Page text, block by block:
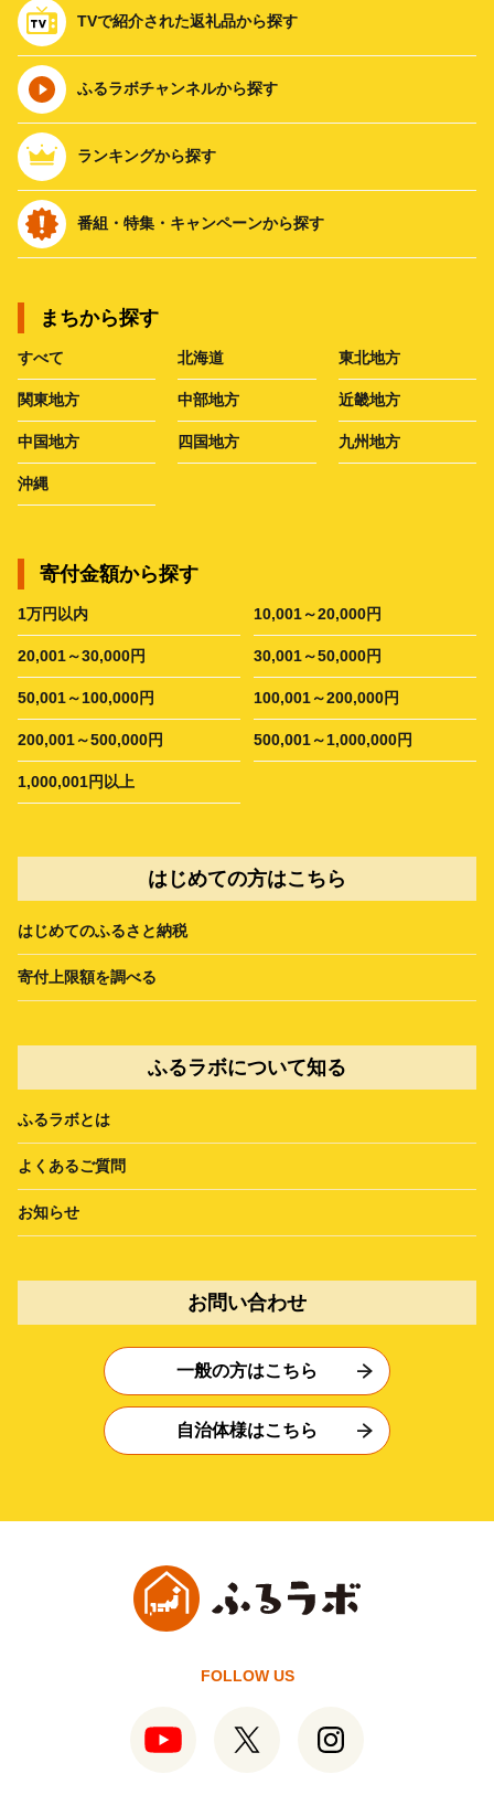
TVで紹介された返礼品から探す
ふるラボチャンネルから探す
ランキングから探す
番組・特集・キャンペーンから探す
まちから探す
すべて 北海道 東北地方
関東地方 中部地方 近畿地方
中国地方 四国地方 九州地方
沖縄
寄付金額から探す
1万円以内 10,001～20,000円
20,001～30,000円 30,001～50,000円
50,001～100,000円 100,001～200,000円
200,001～500,000円 500,001～1,000,000円
1,000,001円以上
はじめての方はこちら
はじめてのふるさと納税
寄付上限額を調べる
ふるラボについて知る
ふるラボとは
よくあるご質問
お知らせ
お問い合わせ
一般の方はこちら
自治体様はこちら
FOLLOW US